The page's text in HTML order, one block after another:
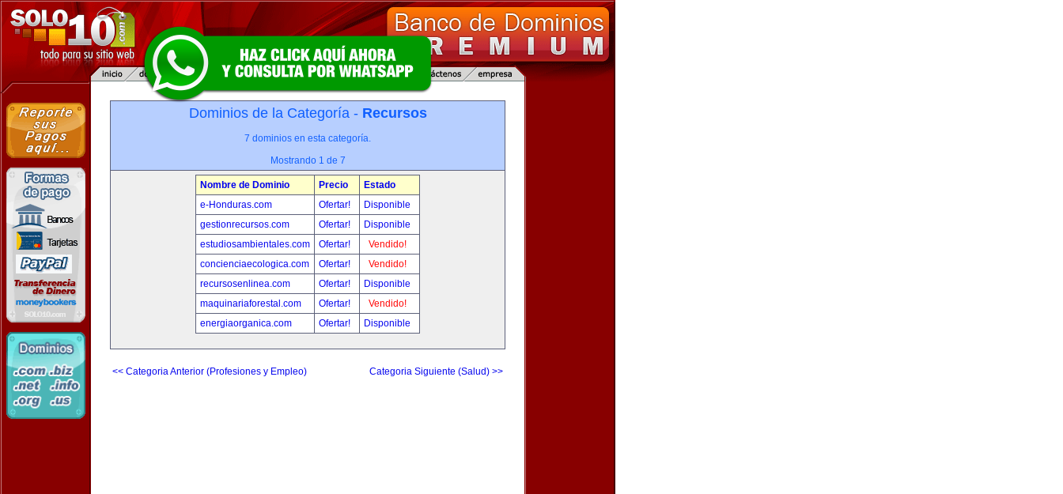
Dominios de la Categoría - Recursos
7 dominios en esta categoría.
Mostrando 1 de 7
Nombre de Dominio Precio
Estado
e-Honduras.com
Ofertar!
Disponible
gestionrecursos.com
Ofertar!
Disponible
estudiosambientales.com
Ofertar!
Vendido!
concienciaecologica.com
Ofertar!
Vendido!
recursosenlinea.com
Ofertar!
Disponible
maquinariaforestal.com
Ofertar!
Vendido!
energiaorganica.com
Ofertar! Disponible
<< Categoria Anterior (Profesiones y Empleo) Categoria Siguiente (Salud) >>